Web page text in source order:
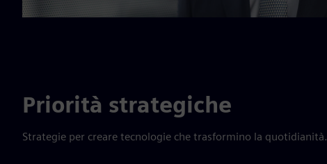
Priorità strategiche
Strategie per creare tecnologie che trasformino la quotidianità.